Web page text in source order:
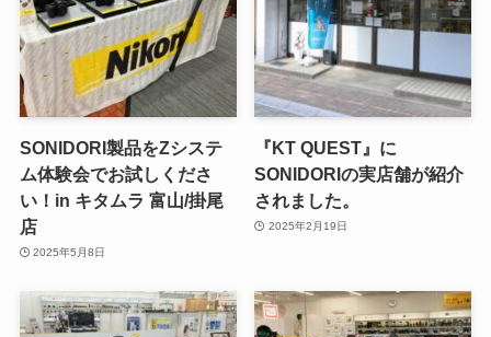
SONIDORI製品をZシステ
ム体験会でお試しくださ
い！in キタムラ 富山/掛尾
店
2025年5月8日
『KT QUEST』に
SONIDORIの実店舗が紹介
されました。
2025年2月19日